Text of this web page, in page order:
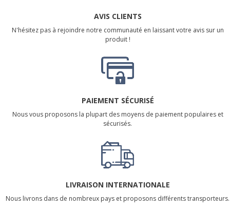
AVIS CLIENTS
N'hésitez pas à rejoindre notre communauté en laissant votre avis sur un
produit !
PAIEMENT SÉCURISÉ
Nous vous proposons la plupart des moyens de paiement populaires et
sécurisés.
LIVRAISON INTERNATIONALE
Nous livrons dans de nombreux pays et proposons différents transporteurs.